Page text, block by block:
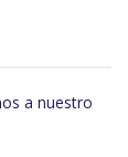
a nuestro